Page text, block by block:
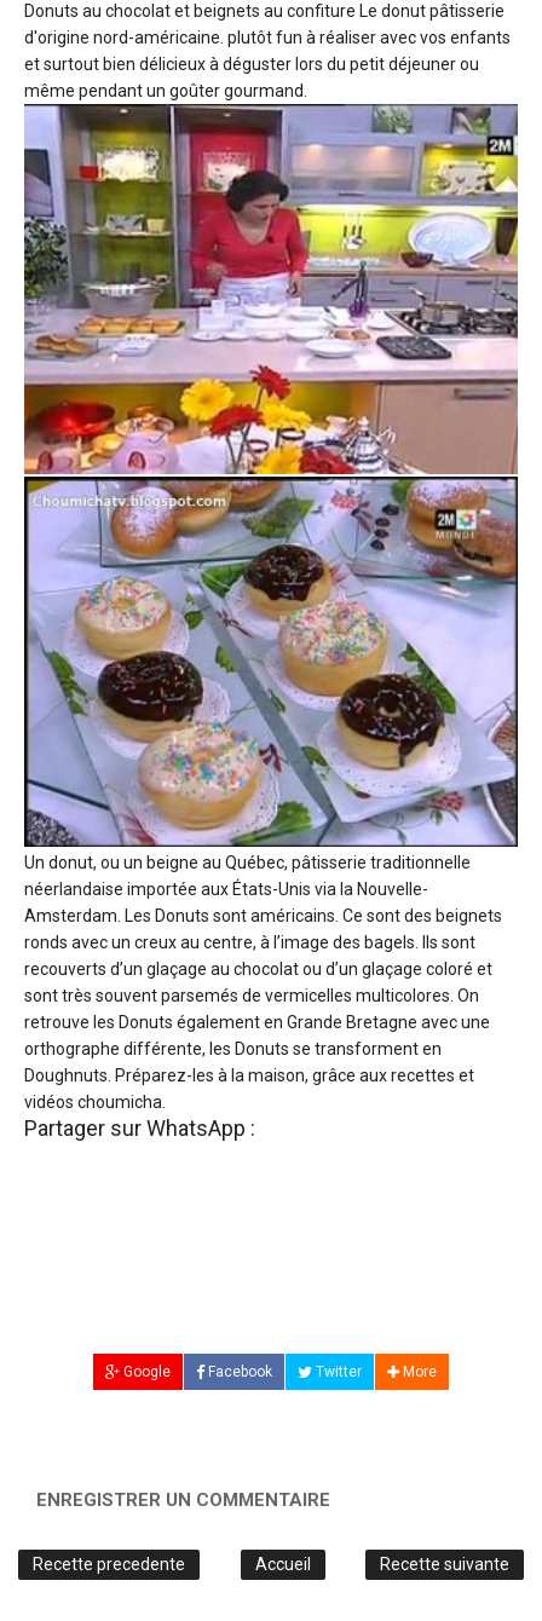
Donuts au chocolat et beignets au confiture Le donut pâtisserie
d'origine nord-américaine. plutôt fun à réaliser avec vos enfants
et surtout bien délicieux à déguster lors du petit déjeuner ou
même pendant un goûter gourmand.
Un donut, ou un beigne au Québec, pâtisserie traditionnelle
néerlandaise importée aux États-Unis via la Nouvelle-
Amsterdam. Les Donuts sont américains. Ce sont des beignets
ronds avec un creux au centre, à l’image des bagels. Ils sont
recouverts d’un glaçage au chocolat ou d’un glaçage coloré et
sont très souvent parsemés de vermicelles multicolores. On
retrouve les Donuts également en Grande Bretagne avec une
orthographe différente, les Donuts se transforment en
Doughnuts. Préparez-les à la maison, grâce aux recettes et
vidéos choumicha.
Partager sur WhatsApp :
Google Facebook Twitter More
ENREGISTRER UN COMMENTAIRE
Recette precedente Recette suivante
Accueil